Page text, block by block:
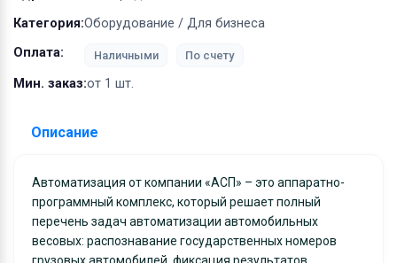
Категория:Оборудование / Для бизнеса
Оплата:
Наличными По счету
Мин. заказ:от 1 шт.
Описание
Автоматизация от компании «АСП» – это аппаратно-
программный комплекс, который решает полный
перечень задач автоматизации автомобильных
весовых: распознавание государственных номеров